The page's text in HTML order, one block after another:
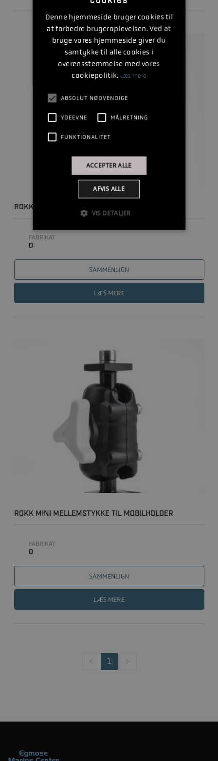
ROKK UNIVERSAL HOLDER TIL TABLET
FABRIKAT
0
SAMMENLIGN
LÆS MERE
ROKK MINI MELLEMSTYKKE TIL MOBILHOLDER
FABRIKAT
0
SAMMENLIGN
LÆS MERE
1
Denne hjemmeside bruger cookies til
at forbedre brugeroplevelsen. Ved at
bruge vores hjemmeside giver du
samtykke til alle cookies i
overensstemmelse med vores
cookiepolitik. Læs mere
ABSOLUT NØDVENDIGE
YDEEVNE MÅLRETNING
FUNKTIONALITET
ACCEPTER ALLE
AFVIS ALLE
VIS DETALJER